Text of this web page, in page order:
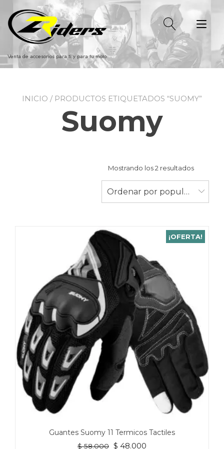
contenido
Venta de accesorios para ti y para tu moto
INICIO / PRODUCTOS ETIQUETADOS “SUOMY”
Suomy
Mostrando los 2 resultados
Ordenar por popularidad
¡OFERTA!
Guantes Suomy 11 Termicos Tactiles
$58.000 El
$ 48.000